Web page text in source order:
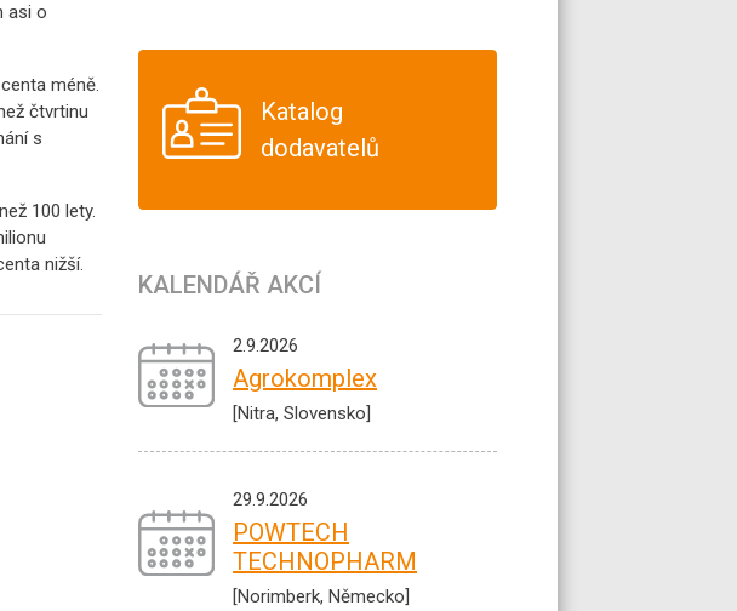
asi o
méně.
čtvrtinu
s
100 lety.
nižší.
Katalog
dodavatelů
KALENDÁŘ AKCÍ
2.9.2026
Agrokomplex
[Nitra, Slovensko]
29.9.2026
POWTECH
TECHNOPHARM
[Norimberk, Německo]